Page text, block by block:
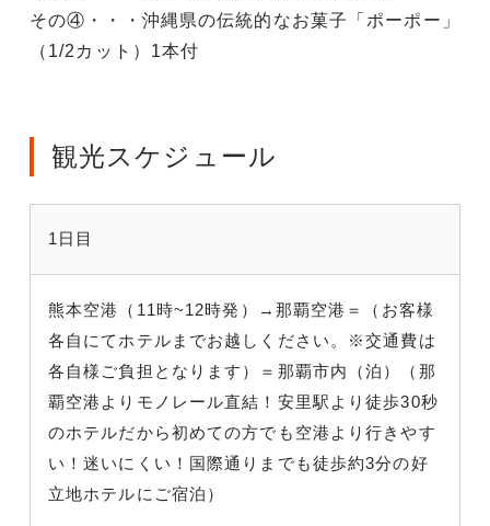
その④・・・沖縄県の伝統的なお菓子「ポーポー」
（1/2カット）1本付
観光スケジュール
1日目
熊本空港（11時~12時発）→那覇空港＝（お客様
各自にてホテルまでお越しください。※交通費は
各自様ご負担となります）＝那覇市内（泊）（那
覇空港よりモノレール直結！安里駅より徒歩30秒
のホテルだから初めての方でも空港より行きやす
い！迷いにくい！国際通りまでも徒歩約3分の好
立地ホテルにご宿泊）